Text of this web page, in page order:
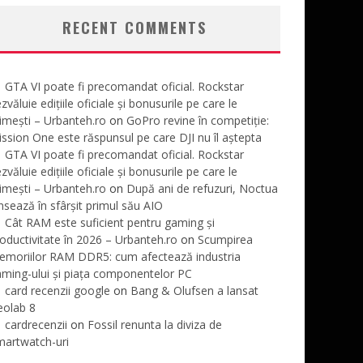
RECENT COMMENTS
GTA VI poate fi precomandat oficial. Rockstar
edițiile oficiale și bonusurile pe care le
– Urbanteh.ro on GoPro revine în competiție:
One este răspunsul pe care DJI nu îl aștepta
GTA VI poate fi precomandat oficial. Rockstar
edițiile oficiale și bonusurile pe care le
– Urbanteh.ro on După ani de refuzuri, Noctua
în sfârșit primul său AIO
Cât RAM este suficient pentru gaming și
în 2026 – Urbanteh.ro on Scumpirea
RAM DDR5: cum afectează industria
ului și piața componentelor PC
card recenzii google on Bang & Olufsen a lansat
8
cardrecenzii on Fossil renunta la diviza de
uri